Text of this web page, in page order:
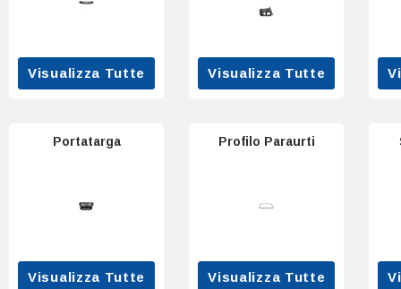
Visualizza Tutte Visualizza Tutte
Portatarga
Visualizza Tutte
Profilo Paraurti
Visualizza Tutte